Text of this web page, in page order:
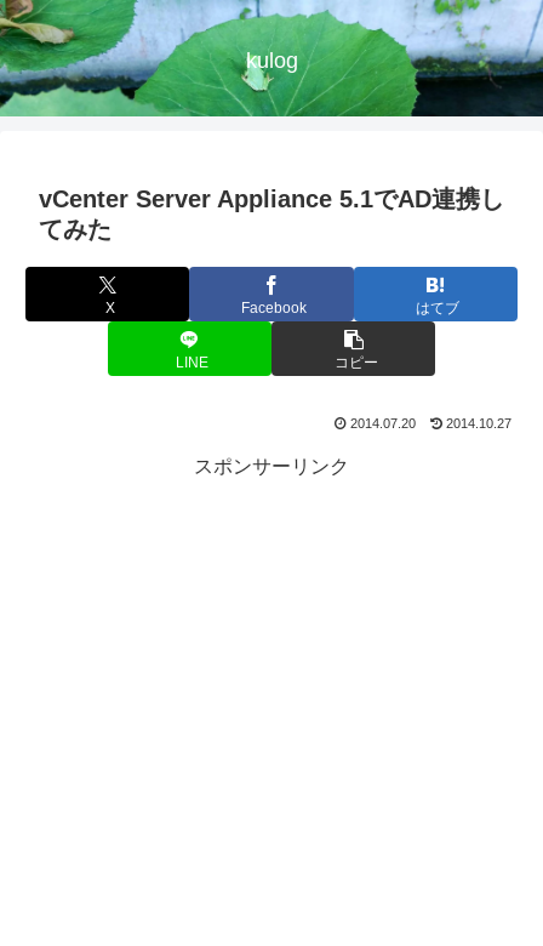
kulog
vCenter Server Appliance 5.1でAD連携し
てみた
X Facebook はてブ
LINE コピー
2014.07.20 2014.10.27
スポンサーリンク